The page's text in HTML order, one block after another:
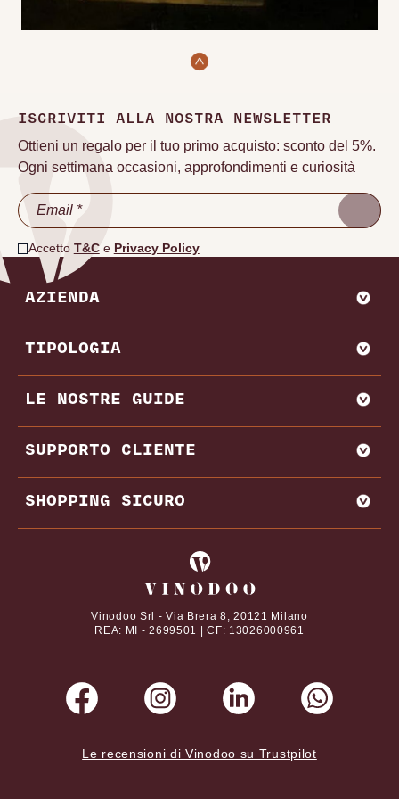
ISCRIVITI ALLA NOSTRA NEWSLETTER
Ottieni un regalo per il tuo primo acquisto: sconto del 5%.
Ogni settimana occasioni, approfondimenti e curiosità
Accetto T&Ce Privacy Policy
AZIENDA
CHI SIAMO
VADEMECUM VINODOO
ENOWEB
VENDI CON NOI
TIPOLOGIA
AGLIANICO
AMARONE
BAROLO
BRUNELLO DI MONTALCINO
CHIANTI
LE NOSTRE GUIDE
MIGLIORI PRODUTTORI E CANTINE ITALIA
MIGLIORI PRODUTTORI E CANTINE FRANCIA
REGIONI VINICOLE
VITIGNI
DAL NOSTRO MAGAZINE
SUPPORTO CLIENTE
CONTATTI
DOMANDE FREQUENTI
TERMINI E CONDIZIONI
SHOPPING SICURO
I tuoi pagamenti online con
Vinodoo Srl - Via Brera 8, 20121 Milano
REA: MI - 2699501 | CF: 13026000961
Le recensioni di Vinodoo su Trustpilot